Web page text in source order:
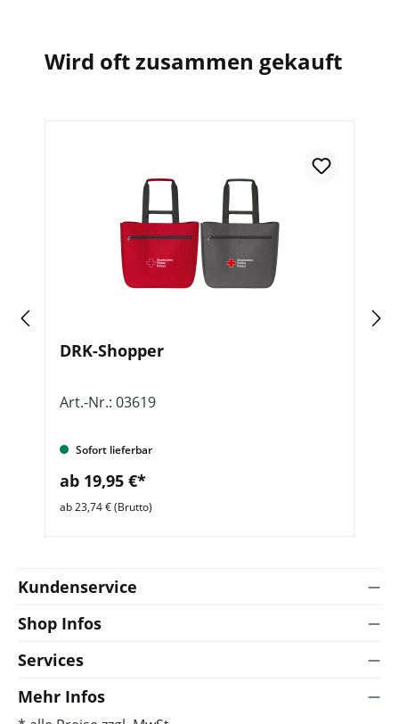
Wird oft zusammen gekauft
DRK-Shopper
Art.-Nr.: 03619
Sofort lieferbar
ab 19,95 €*
ab 23,74 € (Brutto)
Kundenservice
Shop Infos
Services
Mehr Infos